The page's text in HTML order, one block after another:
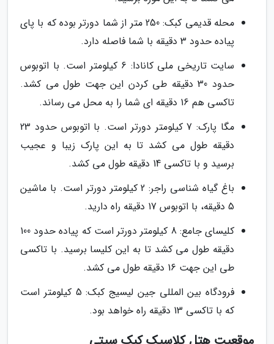
محله قدیمی کبک: 250 متر از شما دورتر بوده که با پای
پیاده حدود 3 دقیقه با شما فاصله دارد.
سایت تاریخی ملی کانادا: 6 کیلومتر است. با اتوبوس
حدود 30 دقیقه طی کردن این جهت طول می کشد.
تاکسی هم 16 دقیقه ای شما را به محل می رساند.
مگا پارک: 7 کیلومتر دورتر است. با اتوبوس حدود 23
دقیقه طول می کشد تا به این پارک زیبا و عجیب
برسید و با تاکسی 14 دقیقه طول می کشد.
باغ گیاه شناسی راجر: 2 کیلومتر دورتر است. با ماشین
5 دقیقه، با اتوبوس 17 دقیقه راه دارید.
کلیسای جامع: 8 کیلومتر دورتر است که پیاده حدود 100
دقیقه طول می کشد تا به این کلیسا برسید. با تاکسی
طی این جهت 16 دقیقه طول می کشد.
فرودگاه بین المللی جین لیسیج کبک: 5 کیلومتر است
که با تاکسی 13 دقیقه راه خواهد بود.